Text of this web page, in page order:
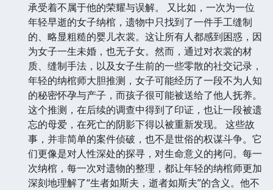
承受着不属于他的荣耀与误解。 又比如，一次为一位
年轻早逝的女子纳棺，遗物中只找到了一件手工缝制
的、略显粗糙的婴儿衣裳。这让所有人都感到困惑，因
为女子一生未婚，也无子女。然而，通过对衣裳的材
质、缝制手法，以及女子生前的一些零散的社交记录，
年轻的纳棺师大胆推测，女子可能经历了一段不为人知
的秘密怀孕与产子，而孩子很可能被送给了他人抚养。
这个推测，在后续的调查中得到了印证，也让一段被遗
忘的母爱，在死亡的阴影下得以被重新发现。 这些故
事，并非简单的案件侦破，也不是世俗的权谋斗争。它
们更像是对人性深处的探寻，对生命意义的拷问。每一
次纳棺，每一次对遗物的整理，都让年轻的纳棺师更加
深刻地理解了“生者如斯夫，逝者如斯夫”的含义。他不